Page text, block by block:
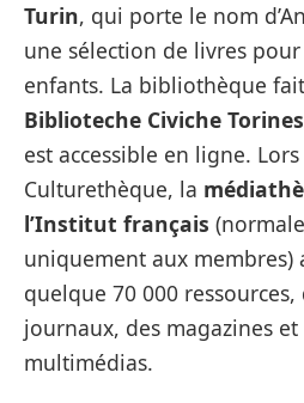
Turin, qui porte le nom
une sélection de livres
enfants. La bibliothèque
Biblioteche Civiche
est accessible en ligne.
Culturethèque, la
l’Institut français
uniquement aux membres)
quelque 70 000
journaux, des magazines
multimédias.